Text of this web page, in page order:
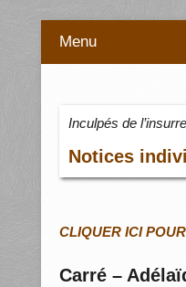
Menu
Inculpés de
Notices
CLIQUER ICI
Carré –